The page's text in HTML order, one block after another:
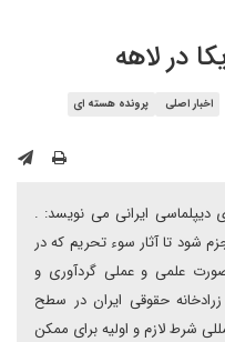
در لاهه
اخبار اصلی
پرونده هسته ای
دیپلماسی ایرانی می نویسد: .
شود تا آثار سوء تحریم که در
علمی و عملی گردآوری و
حقوقی ایران در سطح
شرط لازم و اولیه برای ممکن